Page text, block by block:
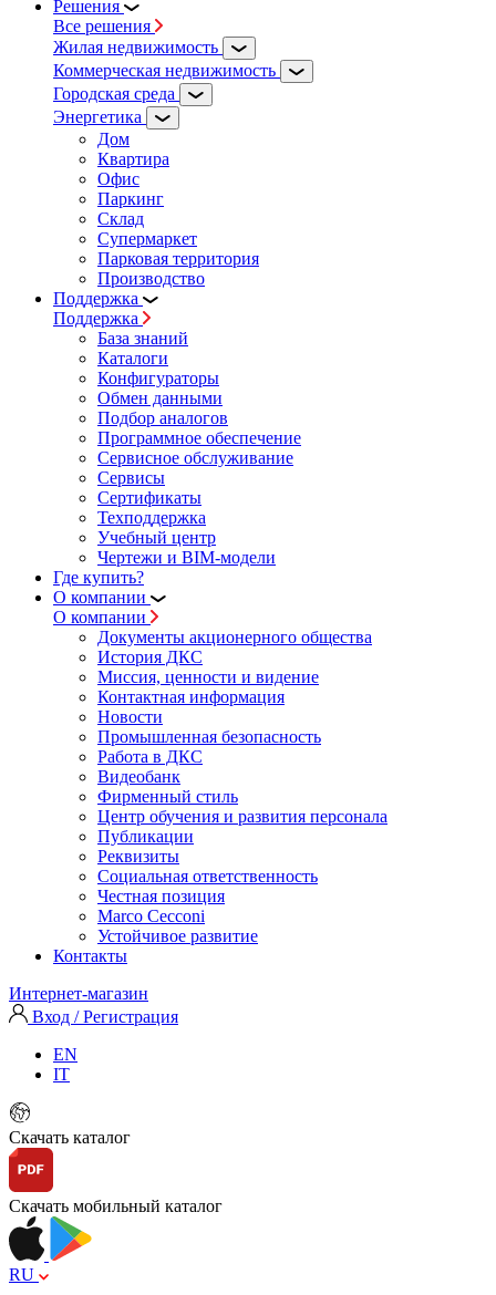
Решения
Все решения
Жилая недвижимость
Коммерческая недвижимость
Городская среда
Энергетика
Дом
Квартира
Офис
Паркинг
Склад
Супермаркет
Парковая территория
Производство
Поддержка
Поддержка
База знаний
Каталоги
Конфигураторы
Обмен данными
Подбор аналогов
Программное обеспечение
Сервисное обслуживание
Сервисы
Сертификаты
Техподдержка
Учебный центр
Чертежи и BIM-модели
Где купить?
О компании
О компании
Документы акционерного общества
История ДКС
Миссия, ценности и видение
Контактная информация
Новости
Промышленная безопасность
Работа в ДКС
Видеобанк
Фирменный стиль
Центр обучения и развития персонала
Публикации
Реквизиты
Социальная ответственность
Честная позиция
Marco Cecconi
Устойчивое развитие
Контакты
Интернет-магазин
Вход / Регистрация
EN
IT
Скачать каталог
Скачать мобильный каталог
RU